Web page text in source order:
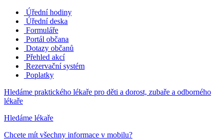
Úřední hodiny
Úřední deska
Formuláře
Portál občana
Dotazy občanů
Přehled akcí
Rezervační systém
Poplatky
Hledáme praktického lékaře pro děti a dorost, zubaře a odborného
lékaře
Hledáme lékaře
Chcete mít všechny informace v mobilu?